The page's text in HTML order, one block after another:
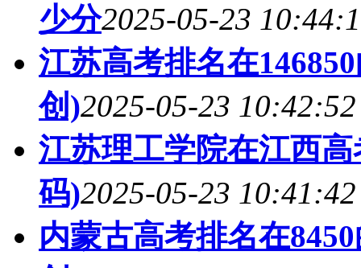
少分2025-05-23
江苏高考排名在
创)2025-05-23 10:42:52
江苏理工学院在江西
码)2025-05-23 10:41:42
内蒙古高考排名在